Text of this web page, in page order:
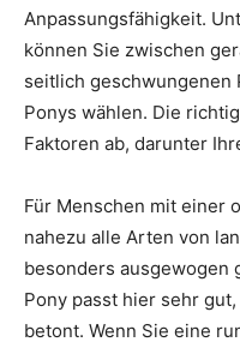
Anpassungsfähigkeit.
können Sie zwischen
seitlich geschwungenen
Ponys wählen. Die
Faktoren ab, darunter
Für Menschen mit einer
nahezu alle Arten von
besonders ausgewogen
Pony passt hier sehr
betont. Wenn Sie eine